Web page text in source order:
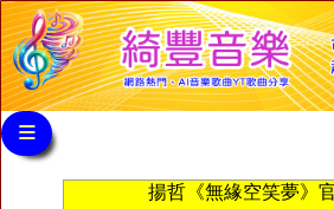
≡
揚哲《無緣空笑夢》